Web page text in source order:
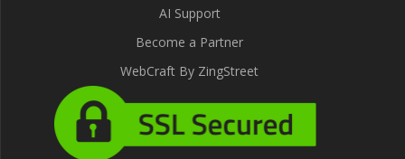
AI Support
Become a Partner
WebCraft By ZingStreet